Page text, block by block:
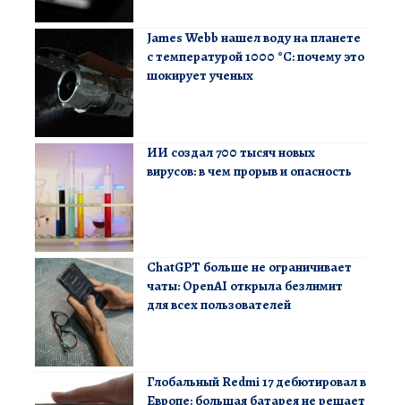
James Webb нашел воду на планете
с температурой 1000 °C: почему это
шокирует ученых
ИИ создал 700 тысяч новых
вирусов: в чем прорыв и опасность
ChatGPT больше не ограничивает
чаты: OpenAI открыла безлимит
для всех пользователей
Глобальный Redmi 17 дебютировал в
Европе: большая батарея не решает